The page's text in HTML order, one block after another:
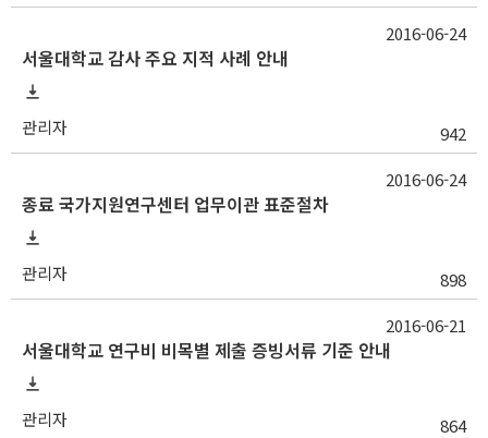
서울대학교 감사 주요 지적 사례 안내
관리자 942
2016-06-24
종료 국가지원연구센터 업무이관 표준절차
관리자 898
2016-06-24
서울대학교 연구비 비목별 제출 증빙서류 기준 안내
관리자 864
2016-06-21